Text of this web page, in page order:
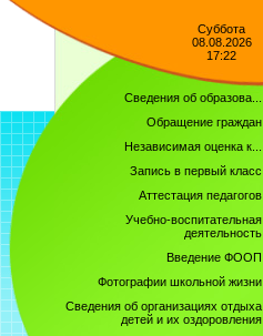
Суббота
08.08.2026
17:22
Сведения об образова...
Обращение граждан
Независимая оценка к...
Запись в первый класс
Аттестация педагогов
Учебно-воспитательная
деятельность
Введение ФООП
Фотографии школьной жизни
Сведения об организациях отдыха
детей и их оздоровления